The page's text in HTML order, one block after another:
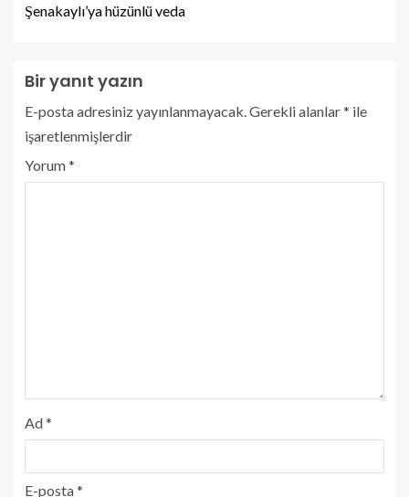
Şenakaylı’ya hüzünlü veda
Bir yanıt yazın
E-posta adresiniz yayınlanmayacak. Gerekli alanlar* ile
işaretlenmişlerdir
Yorum*
Ad*
E-posta*